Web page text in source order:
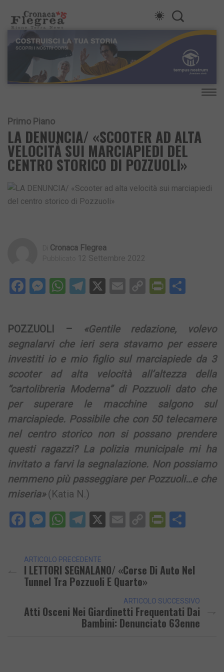
Primo Piano
LA DENUNCIA/ «SCOOTER AD ALTA
VELOCITÀ SUI MARCIAPIEDI DEL
CENTRO STORICO DI POZZUOLI»
Cronaca Flegrea
12 Settembre 2022
Facebook
Messenger
WhatsApp
Telegram
X EmailCopy
POZZUOLI –
«Gentile redazione, volevo
segnalarvi che ieri sera stavamo per essere
investiti io e mio figlio sul marciapiede da 3
scooter ad alta velocità all’altezza della
“cartolibreria Moderna” di Pozzuoli dato che
per superare le macchine salgono sul
marciapiede. Possibile che con 50 telecamere
nel centro storico non si possano prendere
questi ragazzi? La polizia municipale mi ha
invitato a farvi la segnalazione. Non possiamo
nemmeno più passeggiare per Pozzuoli…e che
miseria»(Katia N.)
Facebook
Messenger
WhatsApp
Telegram
X EmailCopy
ARTICOLO PRECEDENTE
I LETTORI SEGNALANO/ «Corse Di Auto Nel
Tunnel Tra Pozzuoli E Quarto»
ARTICOLO SUCCESSIVO
Atti Osceni Nei Giardinetti Frequentati Dai
Bambini: Denunciato 63enne